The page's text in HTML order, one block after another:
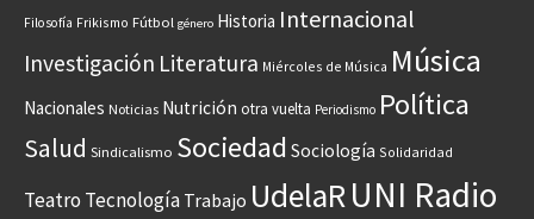
Filosofía Frikismo Fútbol género Historia Internacional
Investigación Literatura Miércoles de Música Música
Nacionales Noticias Nutrición otra vuelta Periodismo Política
Salud Sindicalismo Sociedad Sociología Solidaridad
Teatro Tecnología Trabajo UdelaRUNI Radio